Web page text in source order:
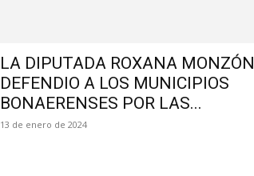
LA DIPUTADA ROXANA MONZÓN
DEFENDIO A LOS MUNICIPIOS
BONAERENSES POR LAS...
13 de enero de 2024